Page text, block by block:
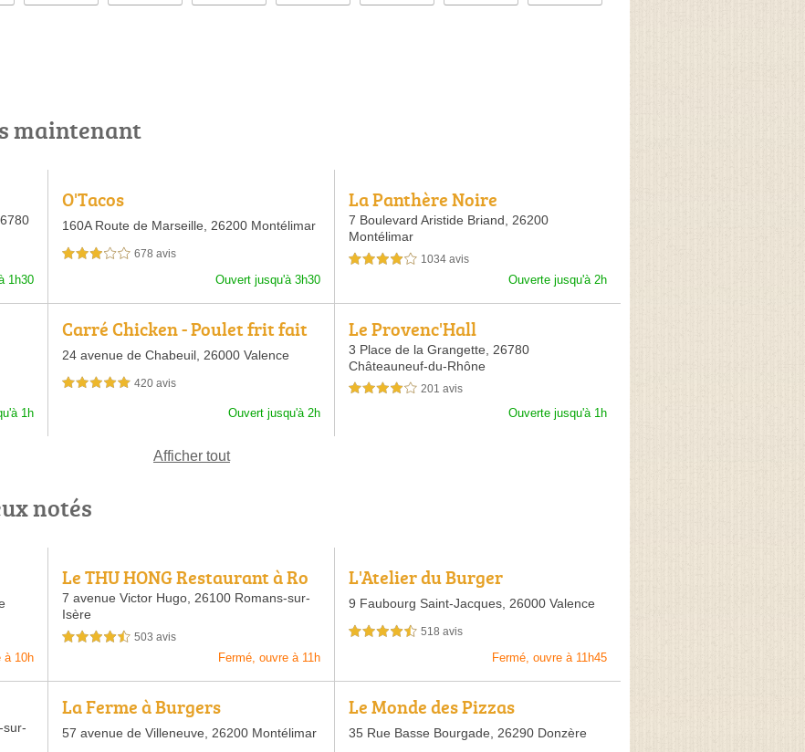
maintenant
1h30
O'Tacos
160A Route de Marseille, 26200 Montélimar
3,0 étoiles sur 5 678 avis
Ouvert jusqu'à 3h30
La Panthère Noire
7 Boulevard Aristide Briand, 26200
Montélimar
4,0 étoiles sur 5 1034 avis
Ouverte jusqu'à 2h
1h
Carré Chicken - Poulet frit fait
maison
24 avenue de Chabeuil, 26000 Valence
5,0 étoiles sur 5 420 avis
Ouvert jusqu'à 2h
Le Provenc'Hall
3 Place de la Grangette, 26780
Châteauneuf-du-Rhône
4,0 étoiles sur 5 201 avis
Ouverte jusqu'à 1h
Afficher tout
notés
à 10h
Le THU HONG Restaurant à Ro
mans sur Isère
7 avenue Victor Hugo, 26100 Romans-sur-
Isère
4,5 étoiles sur 5 503 avis
Fermé, ouvre à 11h
L'Atelier du Burger
9 Faubourg Saint-Jacques, 26000 Valence
4,5 étoiles sur 5 518 avis
Fermé, ouvre à 11h45
sur-
La Ferme à Burgers
57 avenue de Villeneuve, 26200 Montélimar
Le Monde des Pizzas
35 Rue Basse Bourgade, 26290 Donzère